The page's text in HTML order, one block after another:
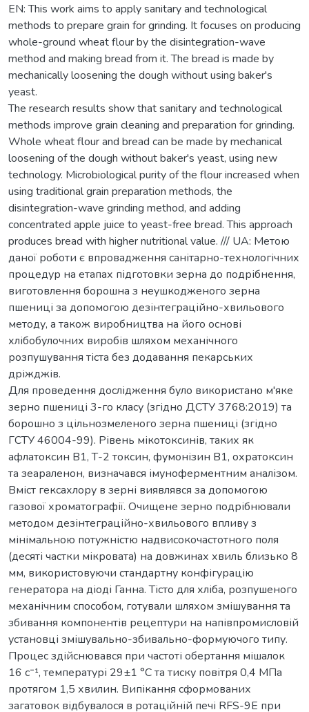
EN: This work aims to apply sanitary and technological
methods to prepare grain for grinding. It focuses on producing
whole-ground wheat flour by the disintegration-wave
method and making bread from it. The bread is made by
mechanically loosening the dough without using baker's
yeast.
The research results show that sanitary and technological
methods improve grain cleaning and preparation for grinding.
Whole wheat flour and bread can be made by mechanical
loosening of the dough without baker's yeast, using new
technology. Microbiological purity of the flour increased when
using traditional grain preparation methods, the
disintegration-wave grinding method, and adding
concentrated apple juice to yeast-free bread. This approach
produces bread with higher nutritional value. /// UA: Метою
даної роботи є впровадження санітарно-технологічних
процедур на етапах підготовки зерна до подрібнення,
виготовлення борошна з неушкодженого зерна
пшениці за допомогою дезінтеграційно-хвильового
методу, а також виробництва на його основі
хлібобулочних виробів шляхом механічного
розпушування тіста без додавання пекарських
дріжджів.
Для проведення дослідження було використано м'яке
зерно пшениці 3-го класу (згідно ДСТУ 3768:2019) та
борошно з цільнозмеленого зерна пшениці (згідно
ГСТУ 46004-99). Рівень мікотоксинів, таких як
афлатоксин В1, Т-2 токсин, фумонізин В1, охратоксин
та зеараленон, визначався імуноферментним аналізом.
Вміст гексахлору в зерні виявлявся за допомогою
газової хроматографії. Очищене зерно подрібнювали
методом дезінтеграційно-хвильового впливу з
мінімальною потужністю надвисокочастотного поля
(десяті частки мікровата) на довжинах хвиль близько 8
мм, використовуючи стандартну конфігурацію
генератора на діоді Ганна. Тісто для хліба, розпушеного
механічним способом, готували шляхом змішування та
збивання компонентів рецептури на напівпромисловій
установці змішувально-збивально-формуючого типу.
Процес здійснювався при частоті обертання мішалок
16 с⁻¹, температурі 29±1 °С та тиску повітря 0,4 МПа
протягом 1,5 хвилин. Випікання сформованих
загатовок відбувалося в ротаційній печі RFS-9E при